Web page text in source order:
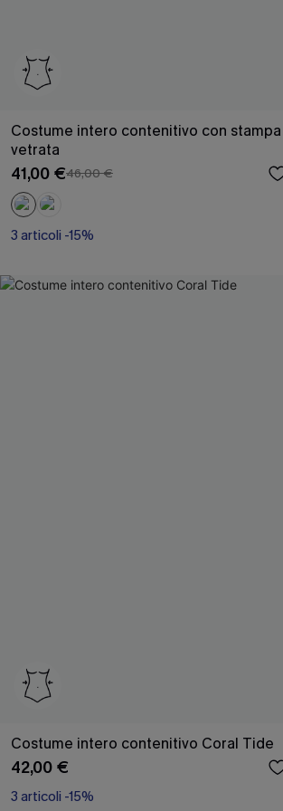
Costume intero contenitivo con stampa
vetrata
41,00 €46,00 €
3 articoli -15%
Costume intero contenitivo Coral Tide
42,00 €
3 articoli -15%